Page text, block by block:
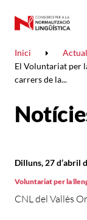
Inici
El Voluntariat per
carrers de la...
CNL del Vallès
Dilluns, 27 d’abril
Voluntariat per la